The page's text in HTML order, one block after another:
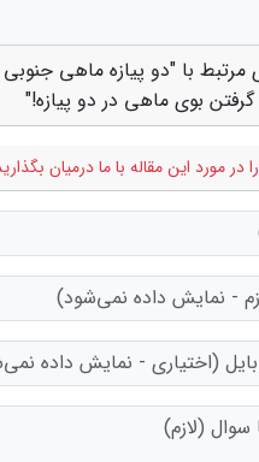
مرتبط با "دو پیازه ماهی
بوی ماهی در دو پیازه!"
در مورد این مقاله با ما درمیان